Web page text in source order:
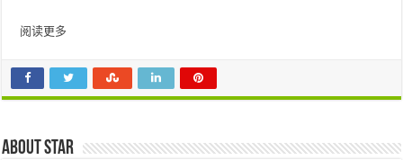
阅读更多
About star